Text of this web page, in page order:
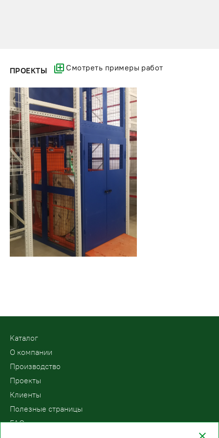
ПРОЕКТЫ Смотреть примеры работ
Kаталог
О компании
Производство
Проекты
Клиенты
Полезные страницы
FAQ